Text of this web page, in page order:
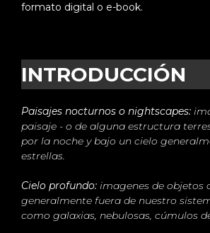
formato digital o e-book.
INTRODUCCIÓN
Paisajes nocturnos o nightscapes:
paisaje - o de alguna estructura
por la noche y bajo un cielo
estrellas.
Cielo profundo: imagenes de objetos
generalmente fuera de nuestro
como galaxias, nebulosas, cúmulos